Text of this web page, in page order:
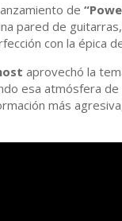
de
pared de
con la épica
aprovechó la
esa atmósfera de
más